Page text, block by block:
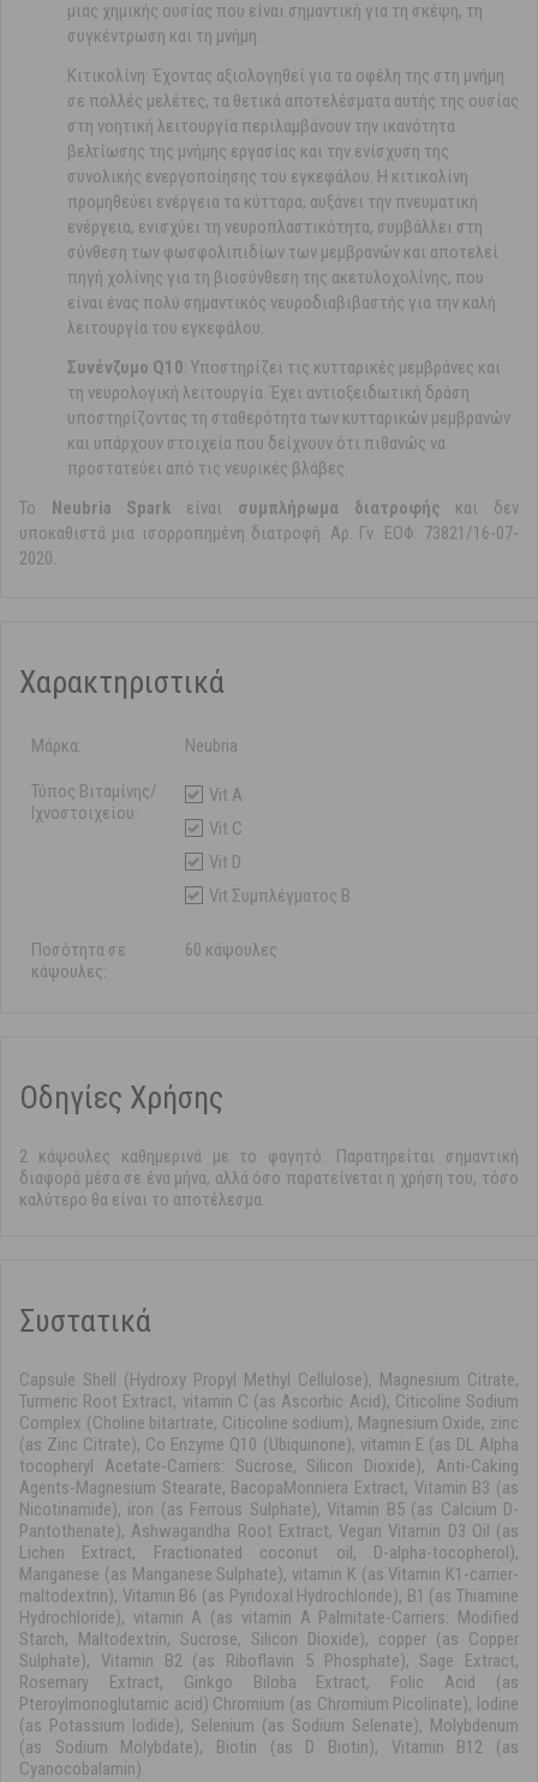
μιας χημικής ουσίας που είναι σημαντική για τη σκέψη, τη
συγκέντρωση και τη μνήμη.
Κιτικολίνη: Έχοντας αξιολογηθεί για τα οφέλη της στη μνήμη
σε πολλές μελέτες, τα θετικά αποτελέσματα αυτής της ουσίας
στη νοητική λειτουργία περιλαμβάνουν την ικανότητα
βελτίωσης της μνήμης εργασίας και την ενίσχυση της
συνολικής ενεργοποίησης του εγκεφάλου. Η κιτικολίνη
προμηθεύει ενέργεια τα κύτταρα, αυξάνει την πνευματική
ενέργεια, ενισχύει τη νευροπλαστικότητα, συμβάλλει στη
σύνθεση των φωσφολιπιδίων των μεμβρανών και αποτελεί
πηγή χολίνης για τη βιοσύνθεση της ακετυλοχολίνης, που
είναι ένας πολύ σημαντικός νευροδιαβιβαστής για την καλή
λειτουργία του εγκεφάλου.
Συνένζυμο Q10: Υποστηρίζει τις κυτταρικές μεμβράνες και
τη νευρολογική λειτουργία.Έχει αντιοξειδωτική δράση
υποστηρίζοντας τη σταθερότητα των κυτταρικών μεμβρανών
και υπάρχουν στοιχεία που δείχνουν ότι πιθανώς να
προστατεύει από τις νευρικές βλάβες.
Το Neubria Spark είναι συμπλήρωμα διατροφής και δεν
υποκαθιστά μια ισορροπημένη διατροφή. Αρ. Γν. ΕΟΦ: 73821/16-07-
2020.
Χαρακτηριστικά
Μάρκα: Neubria
Τύπος Βιταμίνης/
Ιχνοστοιχείου:
Vit A
Vit C
Vit D
Vit Συμπλέγματος B
Ποσότητα σε
κάψουλες:
60 κάψουλες
Οδηγίες Χρήσης
2 κάψουλες καθημερινά με το φαγητό. Παρατηρείται σημαντική
διαφορά μέσα σε ένα μήνα, αλλά όσο παρατείνεται η χρήση του, τόσο
καλύτερο θα είναι το αποτέλεσμα.
Συστατικά
Capsule Shell (Hydroxy Propyl Methyl Cellulose), Magnesium Citrate,
Turmeric Root Extract, vitamin C (as Ascorbic Acid), Citicoline Sodium
Complex (Choline bitartrate, Citicoline sodium), Magnesium Oxide, zinc
(as Zinc Citrate), Co Enzyme Q10 (Ubiquinone), vitamin E (as DL Alpha
tocopheryl Acetate-Carriers: Sucrose, Silicon Dioxide), Anti-Caking
Agents-Magnesium Stearate, BacopaMonniera Extract, Vitamin B3 (as
Nicotinamide), iron (as Ferrous Sulphate), Vitamin B5 (as Calcium D-
Pantothenate), Ashwagandha Root Extract, Vegan Vitamin D3 Oil (as
Lichen Extract, Fractionated coconut oil, D-alpha-tocopherol),
Manganese (as Manganese Sulphate), vitamin K (as Vitamin K1-carrier-
maltodextrin), Vitamin B6 (as Pyridoxal Hydrochloride), B1 (as Thiamine
Hydrochloride), vitamin A (as vitamin A Palmitate-Carriers: Modified
Starch, Maltodextrin, Sucrose, Silicon Dioxide), copper (as Copper
Sulphate), Vitamin B2 (as Riboflavin 5 Phosphate), Sage Extract,
Rosemary Extract, Ginkgo Biloba Extract, Folic Acid (as
Pteroylmonoglutamic acid) Chromium (as Chromium Picolinate), Iodine
(as Potassium Iodide), Selenium (as Sodium Selenate), Molybdenum
(as Sodium Molybdate), Biotin (as D Biotin), Vitamin B12 (as
Cyanocobalamin).